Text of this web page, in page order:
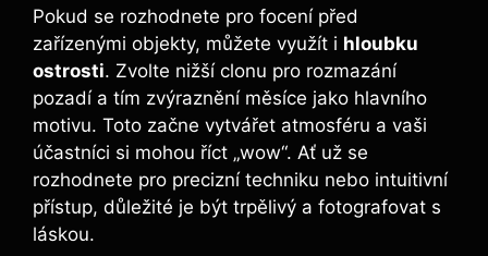
Pokud se rozhodnete pro focení před
zařízenými objekty, můžete využít i hloubku
ostrosti. Zvolte⁣ nižší clonu pro rozmazání
pozadí a tím ‍zvýraznění měsíce jako hlavního
motivu. Toto začne vytvářet atmosféru‍ a vaši
účastníci si mohou říct „wow“. Ať už se
rozhodnete⁤ pro precizní techniku nebo intuitivní
přístup, důležité je být trpělivý a fotografovat s
láskou.